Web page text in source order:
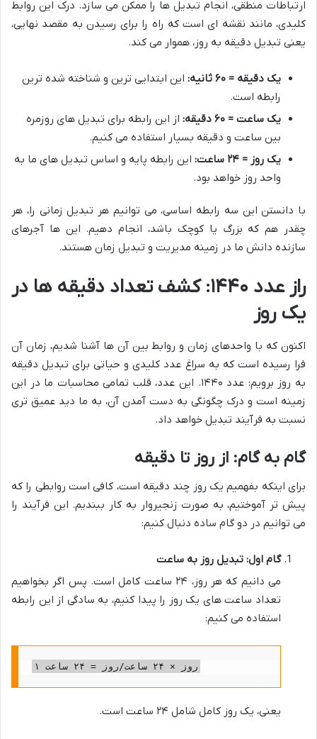
ارتباطات منطقی، انجام تبدیل ها را ممکن می سازد. درک این روابط
کلیدی، مانند نقشه ای است که راه را برای رسیدن به مقصد نهایی،
یعنی تبدیل دقیقه به روز، هموار می کند.
یک دقیقه = ۶۰ ثانیه:
این ابتدایی ترین و شناخته شده ترین
رابطه است.
یک ساعت = ۶۰ دقیقه:
از این رابطه برای تبدیل های روزمره
بین ساعت و دقیقه بسیار استفاده می کنیم.
یک روز = ۲۴ ساعت:
این رابطه پایه و اساس تبدیل های ما به
واحد روز خواهد بود.
با دانستن این سه رابطه اساسی، می توانیم هر تبدیل زمانی را، هر
چقدر هم که بزرگ یا کوچک باشد، انجام دهیم. این ها آجرهای
سازنده دانش ما در زمینه مدیریت و تبدیل زمان هستند.
راز عدد ۱۴۴۰: کشف تعداد دقیقه ها در
یک روز
اکنون که با واحدهای زمان و روابط بین آن ها آشنا شدیم، زمان آن
فرا رسیده است که به سراغ عدد کلیدی و حیاتی برای تبدیل دقیقه
به روز برویم: عدد ۱۴۴۰. این عدد، قلب تمامی محاسبات ما در این
زمینه است و درک چگونگی به دست آمدن آن، به ما دید عمیق تری
نسبت به فرآیند تبدیل خواهد داد.
گام به گام: از روز تا دقیقه
برای اینکه بفهمیم یک روز چند دقیقه است، کافی است روابطی را که
پیش تر آموختیم، به صورت زنجیروار به کار ببندیم. این فرآیند را
می توانیم در دو گام ساده دنبال کنیم:
گام اول: تبدیل روز به ساعت
می دانیم که هر روز، ۲۴ ساعت کامل است. پس اگر بخواهیم
تعداد ساعت های یک روز را پیدا کنیم، به سادگی از این رابطه
استفاده می کنیم:
۱ روز × ۲۴ ساعت/روز = ۲۴ ساعت
یعنی، یک روز کامل شامل ۲۴ ساعت است.